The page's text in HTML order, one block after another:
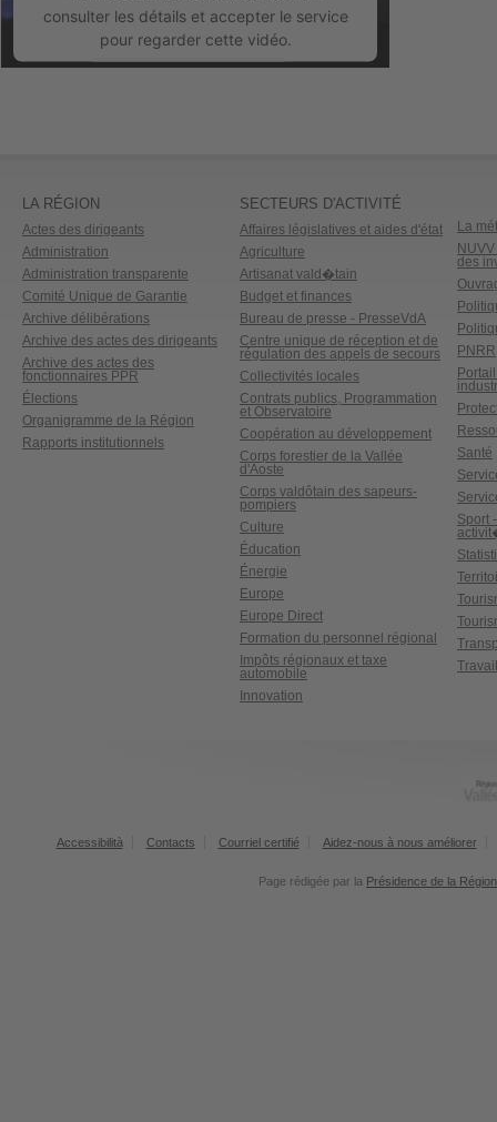
consulter les détails et accepter le service
pour regarder cette vidéo.
Management Platform
LA RÉGION
Actes des dirigeants
Administration
Administration transparente
Comité Unique de Garantie
Archive délibérations
Archive des actes des dirigeants
Archive des actes des
fonctionnaires PPR
Élections
Organigramme de la Région
Rapports institutionnels
SECTEURS D'ACTIVITÉ
Affaires législatives et aides d'état
Agriculture
Artisanat vald�tain
Budget et finances
Bureau de presse - PresseVdA
Centre unique de réception et de
régulation des appels de secours
Collectivités locales
Contrats publics, Programmation
et Observatoire
Coopération au développement
Corps forestier de la Vallée
d'Aoste
Corps valdôtain des sapeurs-
pompiers
Culture
Éducation
Énergie
Europe
Europe Direct
Formation du personnel régional
Impôts régionaux et taxe
automobile
Innovation
La
des
PNRR
Santé
Sport
Travail
Accessibilità Contacts Courriel certifié Aidez-nous à nous améliorer
Page rédigée par la Présidence de la Région